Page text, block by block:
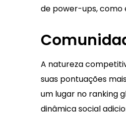
de power-ups, como
A natureza
suas pontuações
um lugar no ranking
dinâmica social